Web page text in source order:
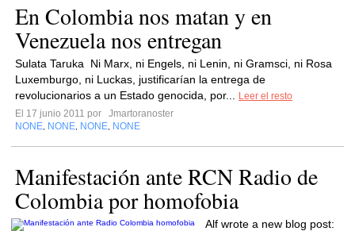
En Colombia nos matan y en
Venezuela nos entregan
Sulata Taruka Ni Marx, ni Engels, ni Lenin, ni Gramsci, ni Rosa
Luxemburgo, ni Luckas, justificarían la entrega de
revolucionarios a un Estado genocida, por...
Leer el resto
El 17 junio 2011 por
Jmartoranoster
NONE NONE NONE NONE
Manifestación ante RCN Radio de
Colombia por homofobia
Alf wrote a new blog post: